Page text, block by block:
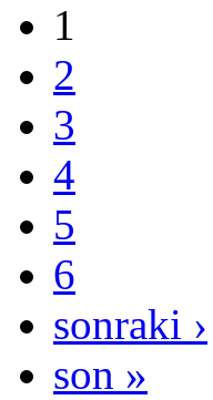
1
2
3
4
5
6
sonraki ›
son »